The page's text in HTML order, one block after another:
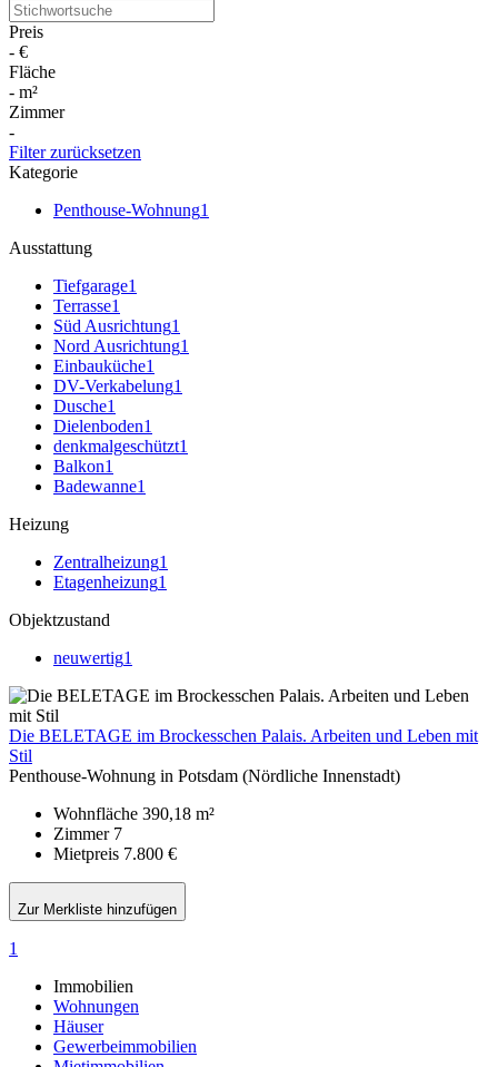
Preis
- €
Fläche
- m²
Zimmer
-
Filter zurücksetzen
Kategorie
Penthouse-Wohnung1
Ausstattung
Tiefgarage1
Terrasse1
Süd Ausrichtung1
Nord Ausrichtung1
Einbauküche1
DV-Verkabelung1
Dusche1
Dielenboden1
denkmalgeschützt1
Balkon1
Badewanne1
Heizung
Zentralheizung1
Etagenheizung1
Objektzustand
neuwertig1
Die BELETAGE im Brockesschen Palais. Arbeiten und Leben mit
Stil
Penthouse-Wohnung in Potsdam (Nördliche Innenstadt)
Wohnfläche 390,18 m²
Zimmer 7
Mietpreis 7.800 €
Zur Merkliste hinzufügen
1
Immobilien
Wohnungen
Häuser
Gewerbeimmobilien